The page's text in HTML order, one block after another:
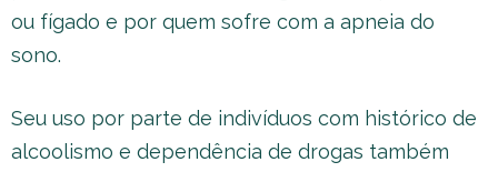
ou fígado e por quem sofre com a apneia do
sono.
Seu uso por parte de indivíduos com histórico de
alcoolismo e dependência de drogas também